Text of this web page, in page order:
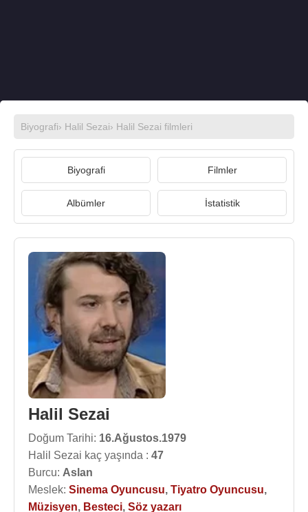
Biyografi› Halil Sezai› Halil Sezai filmleri
Biyografi Filmler
Albümler İstatistik
Halil Sezai
Doğum Tarihi: 16.Ağustos.1979
Halil Sezai kaç yaşında : 47
Burcu: Aslan
Meslek: Sinema Oyuncusu, Tiyatro Oyuncusu,
Müzisyen, Besteci, Söz yazarı